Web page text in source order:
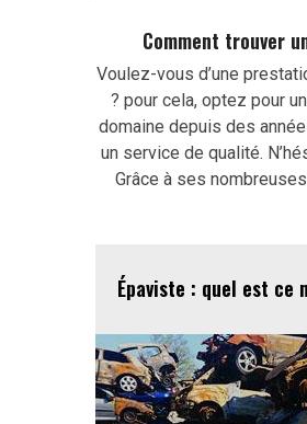
Comment trouver
Voulez-vous d’une
? pour cela, optez pour
domaine depuis des
un service de qualité.
Grâce à ses
Épaviste : quel est ce